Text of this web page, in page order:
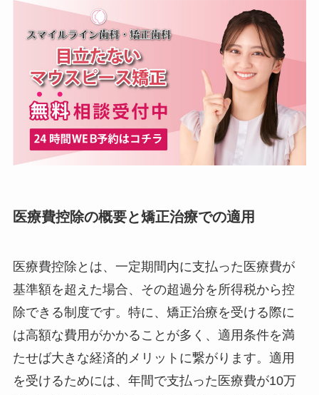
医療費控除の概要と矯正治療での適用
医療費控除とは、一定期間内に支払った医療費が
基準額を超えた場合、その超過分を所得税から控
除できる制度です。特に、矯正治療を受ける際に
は高額な費用がかかることが多く、適用条件を満
たせば大きな経済的メリットに繋がります。適用
を受けるためには、年間で支払った医療費が10万